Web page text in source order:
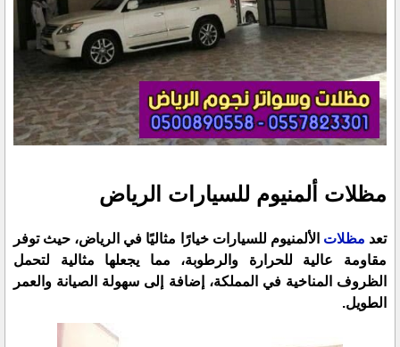
مظلات ألمنيوم للسيارات الرياض
تعد مظلات الألمنيوم للسيارات خيارًا مثاليًا في الرياض، حيث توفر
مقاومة عالية للحرارة والرطوبة، مما يجعلها مثالية لتحمل
الظروف المناخية في المملكة، إضافة إلى سهولة الصيانة والعمر
الطويل.